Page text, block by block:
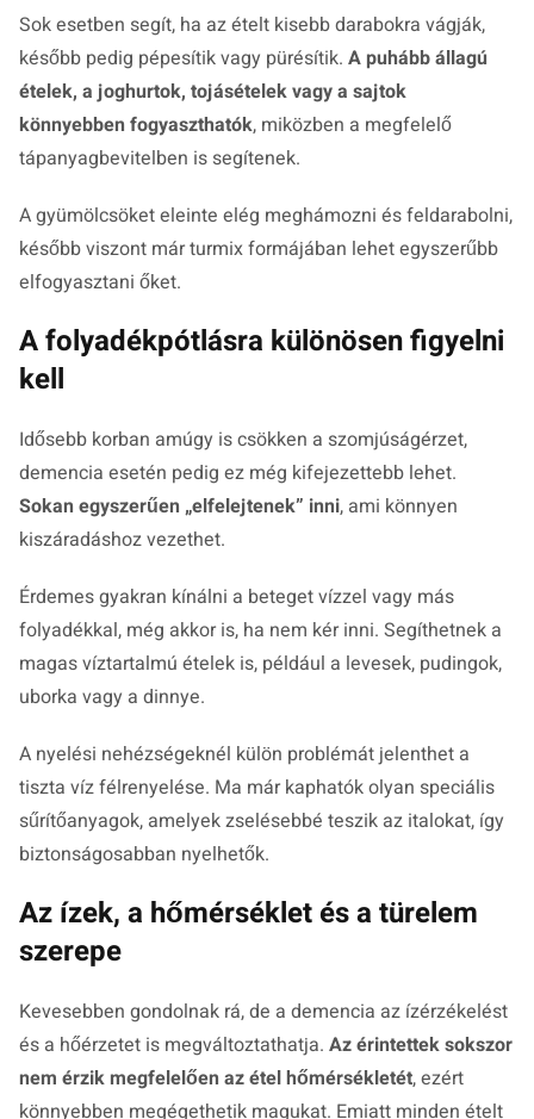
Sok esetben segít, ha az ételt kisebb darabokra vágják,
később pedig pépesítik vagy pürésítik. A puhább állagú
ételek, a joghurtok, tojásételek vagy a sajtok
könnyebben fogyaszthatók, miközben a megfelelő
tápanyagbevitelben is segítenek.
A gyümölcsöket eleinte elég meghámozni és feldarabolni,
később viszont már turmix formájában lehet egyszerűbb
elfogyasztani őket.
A folyadékpótlásra különösen figyelni
kell
Idősebb korban amúgy is csökken a szomjúságérzet,
demencia esetén pedig ez még kifejezettebb lehet.
Sokan egyszerűen „elfelejtenek” inni, ami könnyen
kiszáradáshoz vezethet.
Érdemes gyakran kínálni a beteget vízzel vagy más
folyadékkal, még akkor is, ha nem kér inni. Segíthetnek a
magas víztartalmú ételek is, például a levesek, pudingok,
uborka vagy a dinnye.
A nyelési nehézségeknél külön problémát jelenthet a
tiszta víz félrenyelése. Ma már kaphatók olyan speciális
sűrítőanyagok, amelyek zselésebbé teszik az italokat, így
biztonságosabban nyelhetők.
Az ízek, a hőmérséklet és a türelem
szerepe
Kevesebben gondolnak rá, de a demencia az ízérzékelést
és a hőérzetet is megváltoztathatja. Az érintettek sokszor
nem érzik megfelelően az étel hőmérsékletét, ezért
könnyebben megégethetik magukat. Emiatt minden ételt